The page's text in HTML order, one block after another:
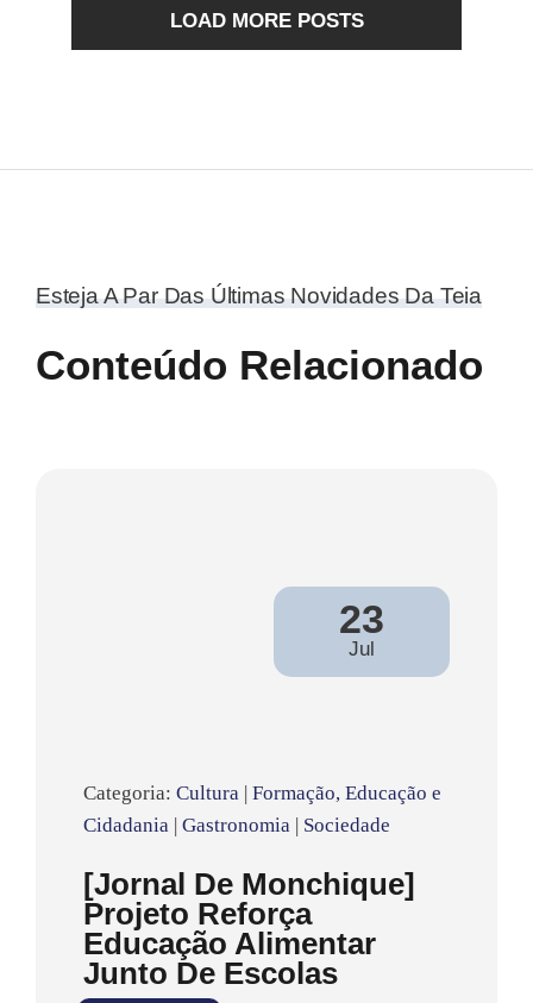
LOAD MORE POSTS
Esteja A Par Das Últimas Novidades Da Teia
Conteúdo Relacionado
23
Jul
Categoria: Cultura | Formação, Educação e
Cidadania | Gastronomia | Sociedade
[Jornal De Monchique]
Projeto Reforça
Educação Alimentar
Junto De Escolas